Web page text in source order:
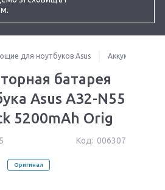
для ноутбуков Asus Аккумуляторы
батарея
Asus A32-N55
5200mAh Orig
Код: 006307
Оригинал